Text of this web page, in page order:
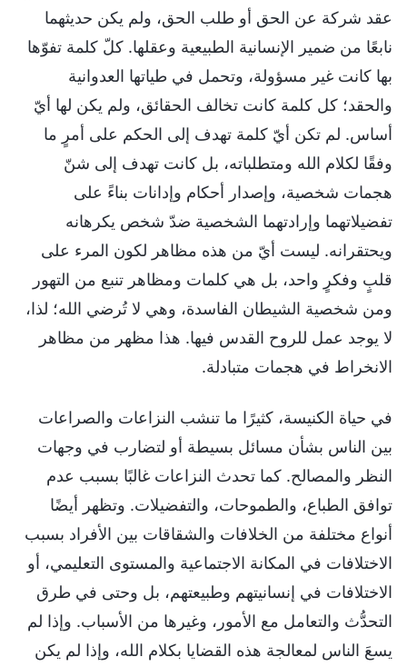
عقد شركة عن الحق أو طلب الحق، ولم يكن حديثهما
نابعًا من ضمير الإنسانية الطبيعية وعقلها. كلّ كلمة تفوّها
بها كانت غير مسؤولة، وتحمل في طياتها العدوانية
والحقد؛ كل كلمة كانت تخالف الحقائق، ولم يكن لها أيّ
أساس. لم تكن أيّ كلمة تهدف إلى الحكم على أمرٍ ما
وفقًا لكلام الله ومتطلباته، بل كانت تهدف إلى شنّ
هجمات شخصية، وإصدار أحكام وإدانات بناءً على
تفضيلاتهما وإرادتهما الشخصية ضدّ شخص يكرهانه
ويحتقرانه. ليست أيّ من هذه مظاهر لكون المرء على
قلبٍ وفكرٍ واحد، بل هي كلمات ومظاهر تنبع من التهور
ومن شخصية الشيطان الفاسدة، وهي لا تُرضي الله؛ لذا،
لا يوجد عمل للروح القدس فيها. هذا مظهر من مظاهر
الانخراط في هجمات متبادلة.
في حياة الكنيسة، كثيرًا ما تنشب النزاعات والصراعات
بين الناس بشأن مسائل بسيطة أو لتضارب في وجهات
النظر والمصالح. كما تحدث النزاعات غالبًا بسبب عدم
توافق الطباع، والطموحات، والتفضيلات. وتظهر أيضًا
أنواع مختلفة من الخلافات والشقاقات بين الأفراد بسبب
الاختلافات في المكانة الاجتماعية والمستوى التعليمي، أو
الاختلافات في إنسانيتهم وطبيعتهم، بل وحتى في طرق
التحدُّث والتعامل مع الأمور، وغيرها من الأسباب. وإذا لم
يسعَ الناس لمعالجة هذه القضايا بكلام الله، وإذا لم يكن